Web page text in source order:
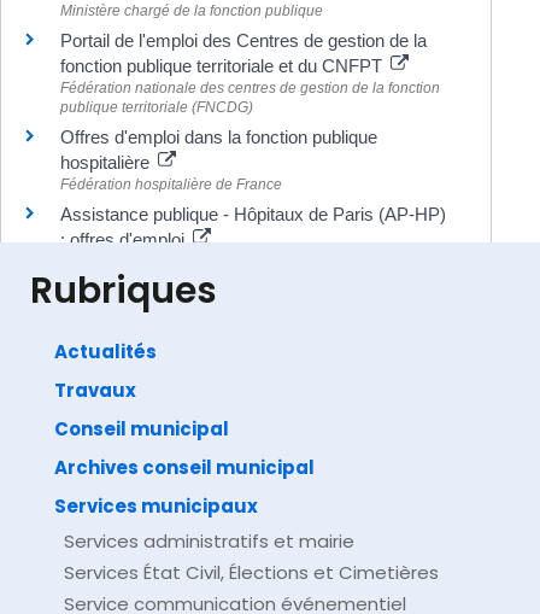
Ministère chargé de la fonction publique
Portail de l'emploi des Centres de gestion de la
fonction publique territoriale et du CNFPT
Fédération nationale des centres de gestion de la fonction
publique territoriale (FNCDG)
Offres d'emploi dans la fonction publique
hospitalière
Fédération hospitalière de France
Assistance publique - Hôpitaux de Paris (AP-HP)
: offres d'emploi
Direction de l'information légale et administrative
Rubriques
Actualités
Travaux
Conseil municipal
Archives conseil municipal
Services municipaux
Services administratifs et mairie
Services État Civil, Élections et Cimetières
Service communication événementiel